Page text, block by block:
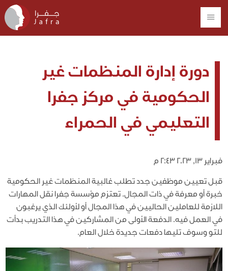
دورة إدارة المنظمات غير
الحكومية في مركز جفرا
التعليمي في الحمراء
فبراير 13, 2023 2:43 م
قبل تعيين موظفين جدد تطلب غالبية المنظمات غير الحكومية
خبرة أو معرفة في ذات المجال. تعتزم مؤسسة جفرا نقل المهارات
اللازمة للعاملين الحاليين في هذا المجال أو لأولئك الذي يرغبون
في العمل فيه. الدفعة الأولى من المشاركين في هذا التدريب بدأت
للتو وسوف تليها دفعات جديدة خلال العام.